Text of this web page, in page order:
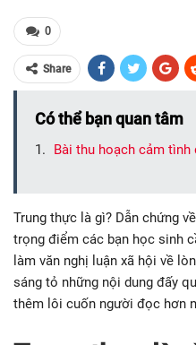
0
Share
Có thể bạn quan tâm
Bài thu hoạch cảm tình
Trung thực là gì? Dẫn chứng
trọng điểm các bạn học sinh
làm văn nghị luận xã hội về
sáng tỏ những nội dung đấy
thêm lôi cuốn người đọc hơn